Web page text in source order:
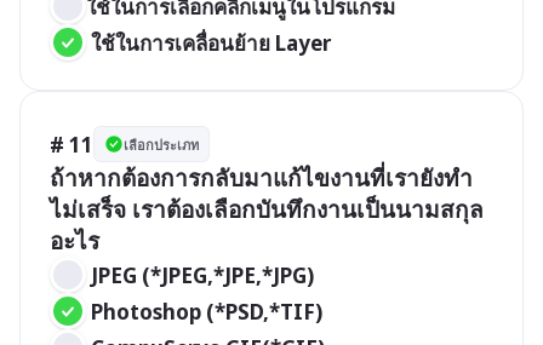
ใช้ในการเลือกคลิกเมนูในโปรแกรม
ใช้ในการเคลื่อนย้าย Layer
# 11 เลือกประเภท
ถ้าหากต้องการกลับมาแก้ไขงานที่เรายังทำ
ไม่เสร็จ เราต้องเลือกบันทึกงานเป็นนามสกุล
อะไร
JPEG (*JPEG,*JPE,*JPG)
Photoshop (*PSD,*TIF)